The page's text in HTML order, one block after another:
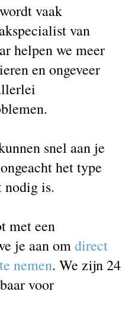
vaak
van
helpen we meer
en ongeveer
snel aan je
het type
nodig is.
met een
je aan omdirect
nemen. We zijn 24
voor